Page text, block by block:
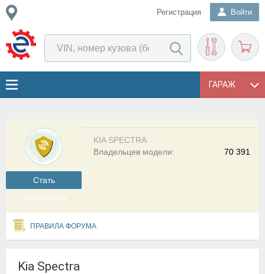
Регистрация Войти
ГАРАЖ
Cтать
участником
KIA SPECTRA
70 391
Владельцев модели:
ПРАВИЛА ФОРУМА
Kia Spectra